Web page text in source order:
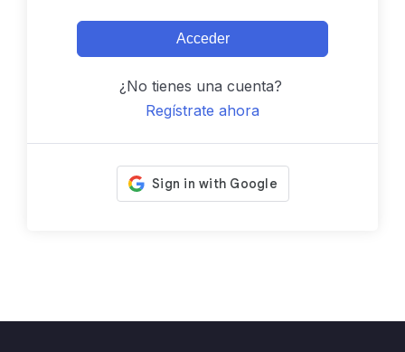
Acceder
¿No tienes una cuenta?
Regístrate ahora